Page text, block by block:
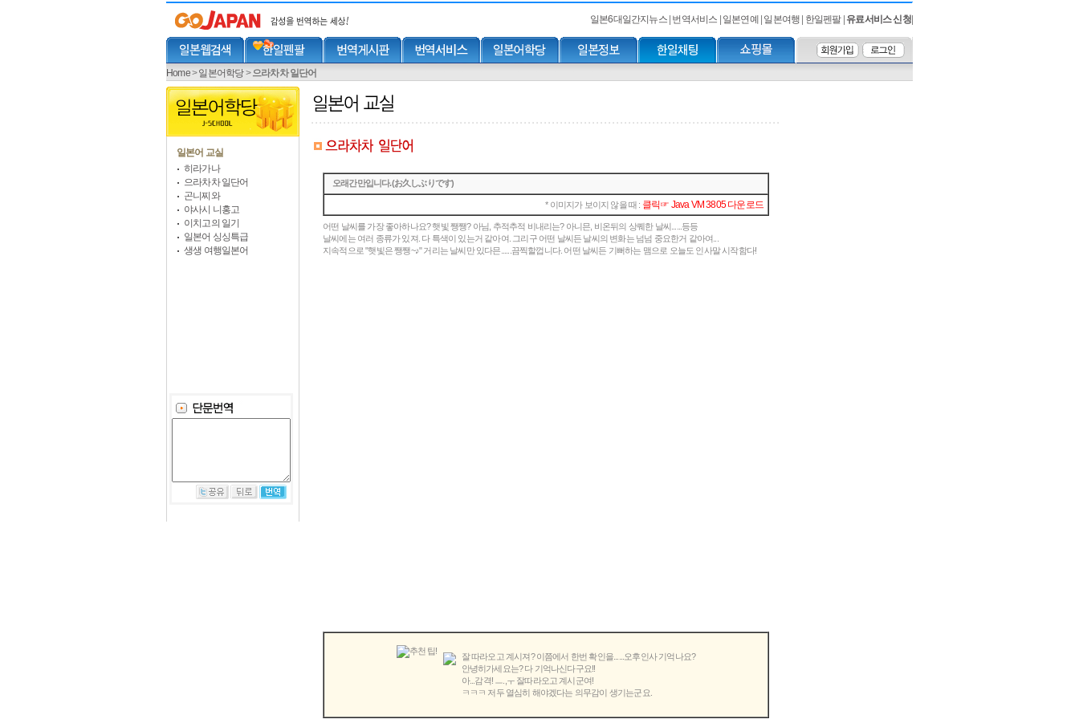
일본6대일간지뉴스| 번역서비스 일본연예 일본여행 한일펜팔 유료서비스 신청|
Home>일본어학당>으라차차 일단어
일본어 교실
히라가나
으라차차 일단어
곤니찌와
야사시 니홍고
이치고의 일기
일본어 싱싱특급
생생 여행일본어
오래간만입니다.(お久しぶりです)
* 이미지가 보이지 않을 때 : 클릭☞ Java VM 3805 다운로드
어떤 날씨를 가장 좋아하나요? 햇빛 쨍쨍? 아님, 추적추적 비내리는? 아니믄, 비온뒤의 상퀘한 날씨......등등
날씨에는 여러 종류가 있져. 다 특색이 있는거 같아여. 그리구 어떤 날씨든 날씨의 변화는 넘넘 중요한거 같아여...
지속적으로 "햇빛은 쨍쨍~♪" 거리는 날씨만 있다믄......끔찍할껍니다. 어떤 날씨든 기뻐하는 맴으로 오늘도 인사말 시작함다!
잘 따라오고 계시져? 이쯤에서 한번 확인을......오후인사 기억나요?
안녕히가세요는? 다 기억나신다구요!!
아...감격! ㅡ.,ㅜ 잘따라오고 계시군여!
ㅋㅋㅋ 저두 열심히 해야겠다는 의무감이 생기는군요.